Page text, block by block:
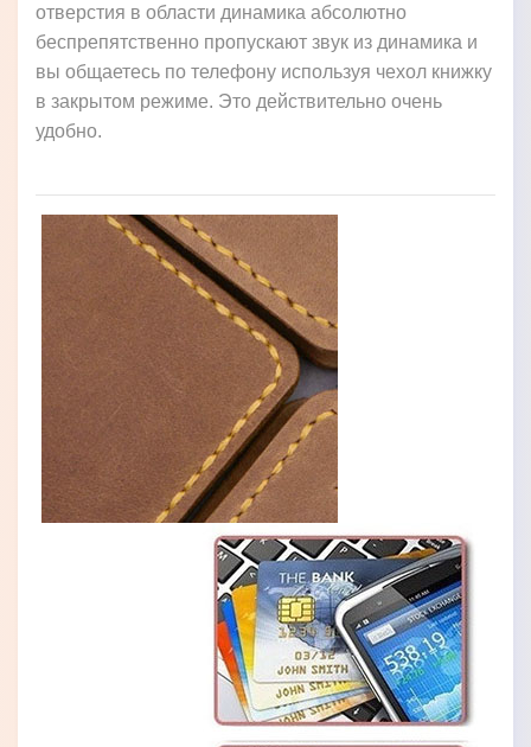
отверстия в области динамика абсолютно
беспрепятственно пропускают звук из динамика и
вы общаетесь по телефону используя чехол книжку
в закрытом режиме. Это действительно очень
удобно.